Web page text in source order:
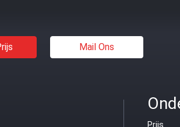
Mail Ons
Prijs